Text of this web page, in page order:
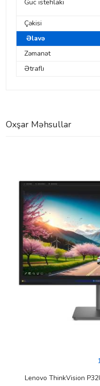
Güc istehlakı
Çəkisi
Əlavə
Zəmanət
Ətraflı
Oxşar Məhsullar
Lenovo ThinkVision